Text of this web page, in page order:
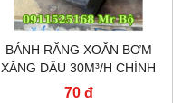
BÁNH RĂNG XOẮN BƠM
XĂNG DẦU 30M³/H CHÍNH
XÁC CAO – CÓ SẴN TẠI HÀ
70 đ